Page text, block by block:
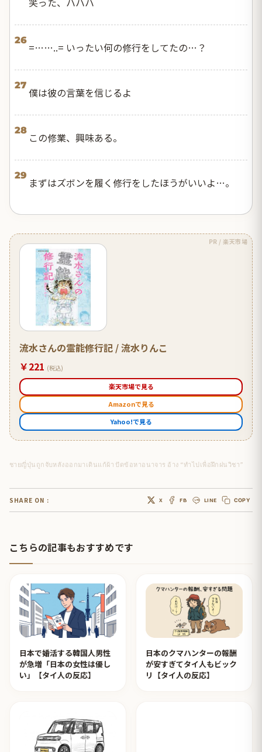
26
=……..= いったい何の修行をしてたの…？
27
僕は彼の言葉を信じるよ
28
この修業、興味ある。
29
まずはズボンを履く修行をしたほうがいいよ…。
PR / 楽天市場
流水さんの霊能修行記 / 流水りんこ
￥221 (税込)
楽天市場で見る
Amazonで見る
Yahoo!で見る
ชายญี่ปุ่นถูกจับหลังออกมาเดินแก้ผ้า ปัดข้อหาอนาจาร อ้าง “ทำไปเพื่อฝึกฝนวิชา”
SHARE ON : X FB LINE COPY
こちらの記事もおすすめです
日本で婚活する韓国人男性
が急増「日本の女性は優し
い」【タイ人の反応】
日本のクマハンターの報酬
が安すぎてタイ人もビック
リ【タイ人の反応】